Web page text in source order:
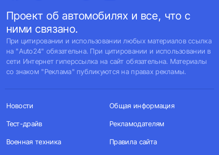
Проект об автомобилях и все, что с
ними связано.
При цитировании и использовании любых материалов ссылка
на "Auto24" обязательна. При цитировании и использовании в
сети Интернет гиперссылка на сайт обязательна. Материалы
со знаком "Реклама" публикуются на правах рекламы.
Новости
Тест-драйв
Военная техника
Общая информация
Рекламодателям
Правила сайта